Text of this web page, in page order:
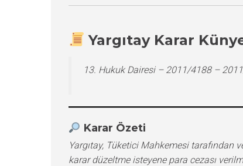
Yargıtay Karar
13. Hukuk Dairesi – 2011/4188 –
Karar Özeti
Yargıtay, Tüketici Mahkemesi tarafından
karar düzeltme isteyene para cezası